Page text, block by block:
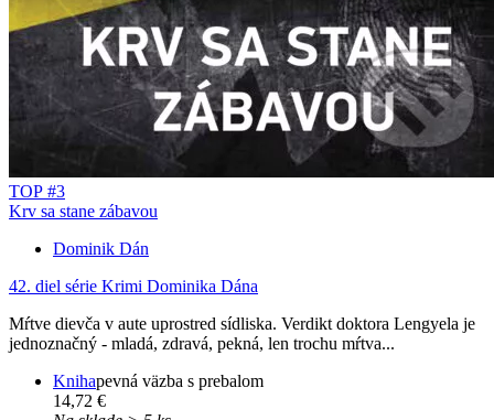
TOP #3
Krv sa stane zábavou
Dominik Dán
42. diel série Krimi Dominika Dána
Mŕtve dievča v aute uprostred sídliska. Verdikt doktora Lengyela je
jednoznačný - mladá, zdravá, pekná, len trochu mŕtva...
Knihapevná väzba s prebalom
14,72 €